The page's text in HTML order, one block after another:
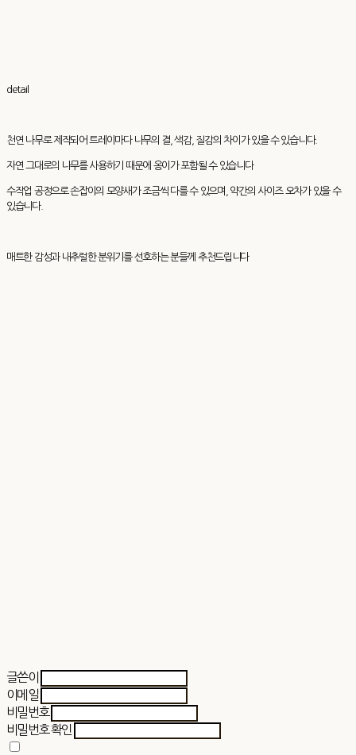
detail
천연 나무로 제작되어 트레이마다 나무의 결, 색감, 질감의 차이가 있을 수 있습니다.
자연 그대로의 나무를 사용하기 때문에 옹이가 포함될 수 있습니다
수작업 공정으로 손잡이의 모양새가 조금씩 다를 수 있으며, 약간의 사이즈 오차가 있을 수
있습니다.
매트한 감성과 내추럴한 분위기를 선호하는 분들께 추천드립니다
글쓴이
이메일
비밀번호
비밀번호 확인